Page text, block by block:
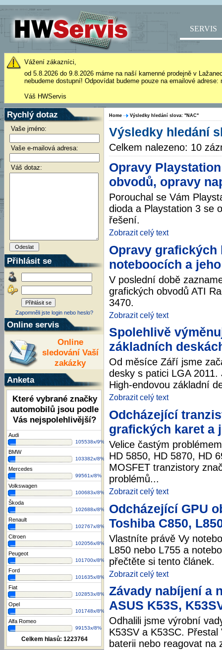
SERVIS
Vážení zákazníci,
od 5.8.2026 do 9.8.2026 máme na naší kamenné prodejně v
nebudeme dostupní! Odpovídat budeme pouze na emailové
Váš HWServis
Rychlý dotaz
Vaše jméno:
Vaše e-mailová adresa:
Váš dotaz:
Přihlásit se
Zapomněli jste login nebo heslo?
Online servis
Online
sledování Vaší
zakázky
Anketa
Které vybrané značky
automobilů jsou podle
Vás nejspolehlivější?
Audi
105538x/9%
BMW
103382x/8%
Mercedes
99561x/8%
Volkswagen
100683x/8%
Škoda
102688x/8%
Renault
102767x/8%
Citroen
102056x/8%
Peugeot
101700x/8%
Ford
101635x/8%
Fiat
102853x/8%
Opel
101748x/8%
Alfa Romeo
99153x/8%
Celkem hlasů: 1223764
Home Výsledky hledání slova: "NAC"
Výsledky hledání
Celkem nalezeno: 10
Opravy
obvodů, opravy
Porouchal se Vám
dioda a Playstation 3 se
řešení.
Zobrazit celý text
Opravy grafických
noteboocích a
V poslední době
grafických obvodů ATI
3470.
Zobrazit celý text
Spolehlivě
základních
Od měsíce Září jsme
desky s patici LGA
High-endovou základní
Zobrazit celý text
Odcházející
grafických karet a
Velice častým
HD 5850, HD 5870, HD
MOSFET tranzistory
problémů...
Zobrazit celý text
Odcházející GPU
Toshiba C850,
Vlastníte právě Vy
L850 nebo L755 a
přečtěte si tento článek.
Zobrazit celý text
Závady nabíjení a
ASUS K53S,
Odhalili jsme výrobní
K53SV a K53SC.
baterii nebo reagovat